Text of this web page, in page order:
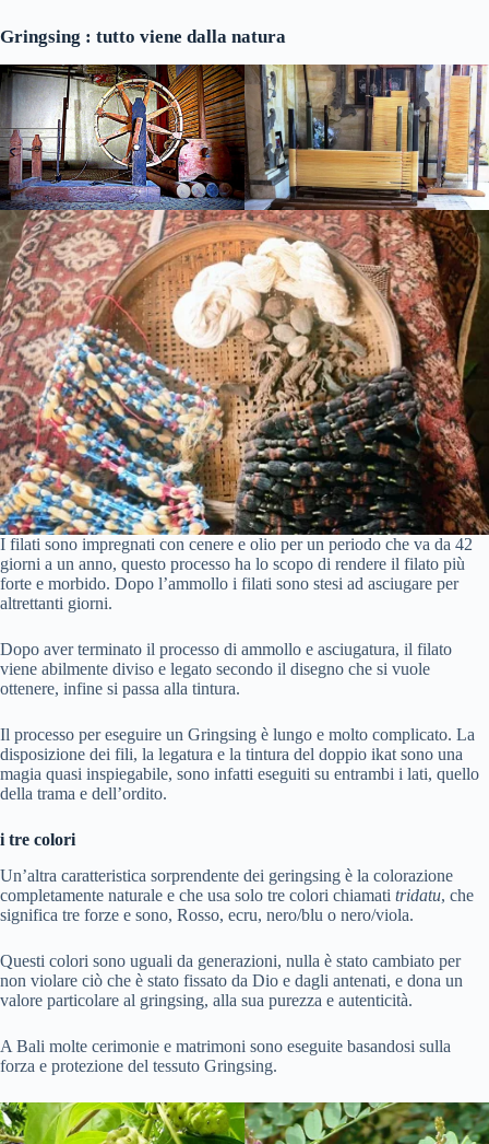
Gringsing : tutto viene dalla natura
I filati sono impregnati con cenere e olio per un periodo che va da 42
giorni a un anno, questo processo ha lo scopo di rendere il filato più
forte e morbido. Dopo l’ammollo i filati sono stesi ad asciugare per
altrettanti giorni.
Dopo aver terminato il processo di ammollo e asciugatura, il filato
viene abilmente diviso e legato secondo il disegno che si vuole
ottenere, infine si passa alla tintura.
Il processo per eseguire un Gringsing è lungo e molto complicato. La
disposizione dei fili, la legatura e la tintura del doppio ikat sono una
magia quasi inspiegabile, sono infatti eseguiti su entrambi i lati, quello
della trama e dell’ordito.
i tre colori
Un’altra caratteristica sorprendente dei geringsing è la colorazione
completamente naturale e che usa solo tre colori chiamati tridatu, che
significa tre forze e sono, Rosso, ecru, nero/blu o nero/viola.
Questi colori sono uguali da generazioni, nulla è stato cambiato per
non violare ciò che è stato fissato da Dio e dagli antenati, e dona un
valore particolare al gringsing, alla sua purezza e autenticità.
A Bali molte cerimonie e matrimoni sono eseguite basandosi sulla
forza e protezione del tessuto Gringsing.